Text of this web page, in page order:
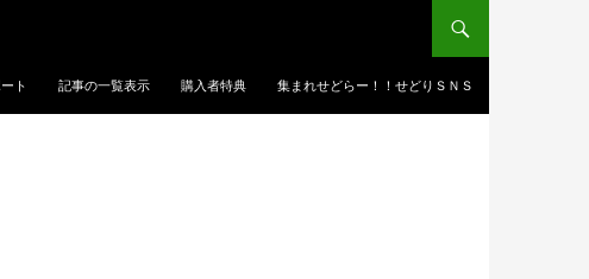
ト 記事の一覧表示 購入者特典 集まれせどらー！！せどりＳＮＳ